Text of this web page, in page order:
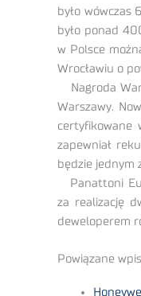
było wówczas
było ponad
w Polsce
Wrocławiu o
Nagroda
Warszawy.
certyfikowane
zapewniał
będzie jednym
Panattoni
za realizację
deweloperem
Powiązane